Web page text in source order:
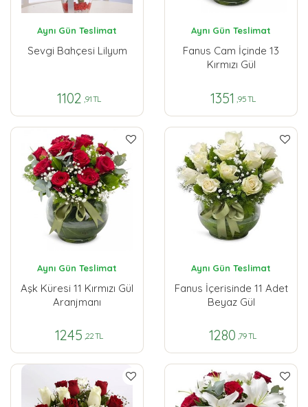
Aynı Gün Teslimat
Sevgi Bahçesi Lilyum
1102 ,91 TL
Aynı Gün Teslimat
Fanus Cam İçinde 13
Kırmızı Gül
1351 ,95 TL
Aynı Gün Teslimat
Aşk Küresi 11 Kırmızı Gül
Aranjmanı
1245 ,22 TL
Aynı Gün Teslimat
Fanus İçerisinde 11 Adet
Beyaz Gül
1280 ,79 TL